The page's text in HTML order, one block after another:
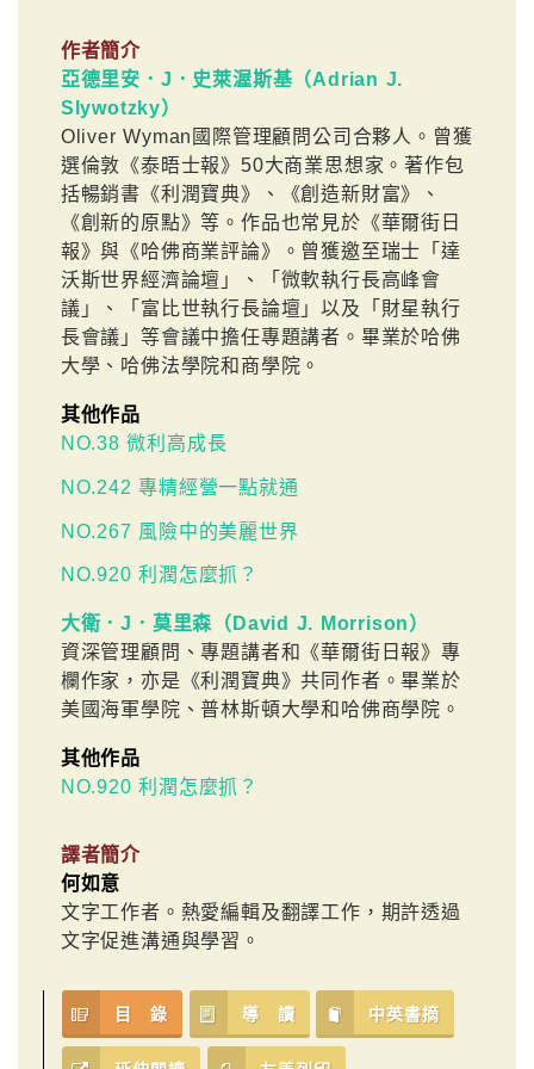
作者簡介
亞德里安．J．史萊渥斯基（Adrian J.
Slywotzky）
Oliver Wyman國際管理顧問公司合夥人。曾獲
選倫敦《泰晤士報》50大商業思想家。著作包
括暢銷書《利潤寶典》、《創造新財富》、
《創新的原點》等。作品也常見於《華爾街日
報》與《哈佛商業評論》。曾獲邀至瑞士「達
沃斯世界經濟論壇」、「微軟執行長高峰會
議」、「富比世執行長論壇」以及「財星執行
長會議」等會議中擔任專題講者。畢業於哈佛
大學、哈佛法學院和商學院。
其他作品
NO.38 微利高成長
NO.242 專精經營一點就通
NO.267 風險中的美麗世界
NO.920 利潤怎麼抓？
大衛．J．莫里森（David J. Morrison）
資深管理顧問、專題講者和《華爾街日報》專
欄作家，亦是《利潤寶典》共同作者。畢業於
美國海軍學院、普林斯頓大學和哈佛商學院。
其他作品
NO.920 利潤怎麼抓？
譯者簡介
何如意
文字工作者。熱愛編輯及翻譯工作，期許透過
文字促進溝通與學習。
目 錄 導 讀 中英書摘